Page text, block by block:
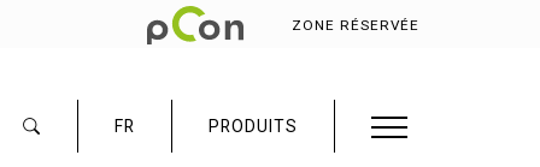
ZONE RÉSERVÉE
FR PRODUITS